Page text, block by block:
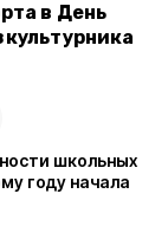
в День
школьных
году начала